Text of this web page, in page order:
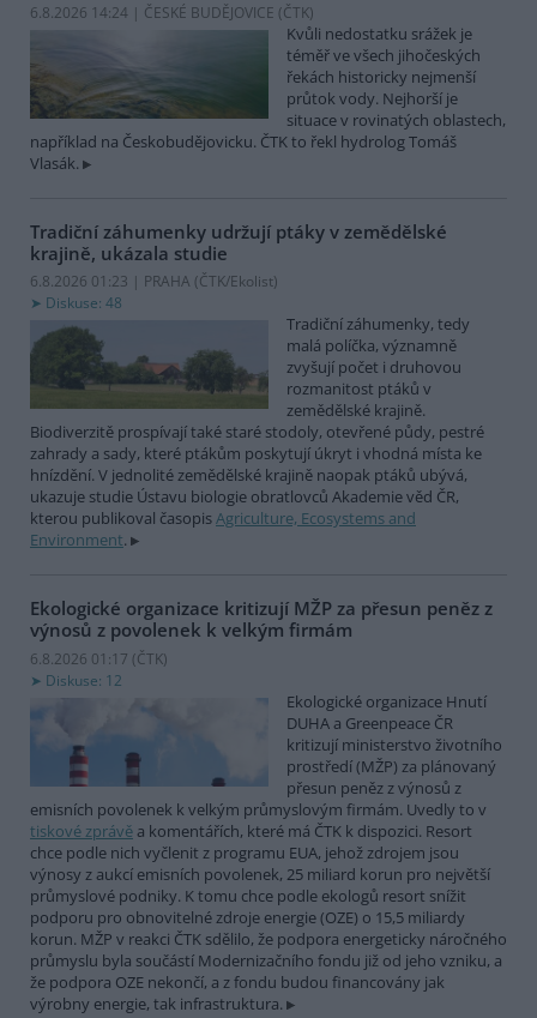
6.8.2026 14:24 | ČESKÉ BUDĚJOVICE (ČTK)
Kvůli nedostatku srážek je
téměř ve všech jihočeských
řekách historicky nejmenší
průtok vody. Nejhorší je
situace v rovinatých oblastech,
například na Českobudějovicku. ČTK to řekl hydrolog Tomáš
Vlasák.
Tradiční záhumenky udržují ptáky v zemědělské
krajině, ukázala studie
6.8.2026 01:23 | PRAHA (ČTK/Ekolist)
Diskuse: 48
Tradiční záhumenky, tedy
malá políčka, významně
zvyšují počet i druhovou
rozmanitost ptáků v
zemědělské krajině.
Biodiverzitě prospívají také staré stodoly, otevřené půdy, pestré
zahrady a sady, které ptákům poskytují úkryt i vhodná místa ke
hnízdění. V jednolité zemědělské krajině naopak ptáků ubývá,
ukazuje studie Ústavu biologie obratlovců Akademie věd ČR,
kterou publikoval časopisAgriculture, Ecosystems and
Environment.
Ekologické organizace kritizují MŽP za přesun peněz z
výnosů z povolenek k velkým firmám
6.8.2026 01:17 (ČTK)
Diskuse: 12
Ekologické organizace Hnutí
DUHA a Greenpeace ČR
kritizují ministerstvo životního
prostředí (MŽP) za plánovaný
přesun peněz z výnosů z
emisních povolenek k velkým průmyslovým firmám. Uvedly to v
tiskové zprávě a komentářích, které má ČTK k dispozici. Resort
chce podle nich vyčlenit z programu EUA, jehož zdrojem jsou
výnosy z aukcí emisních povolenek, 25 miliard korun pro největší
průmyslové podniky. K tomu chce podle ekologů resort snížit
podporu pro obnovitelné zdroje energie (OZE) o 15,5 miliardy
korun. MŽP v reakci ČTK sdělilo, že podpora energeticky náročného
průmyslu byla součástí Modernizačního fondu již od jeho vzniku, a
že podpora OZE nekončí, a z fondu budou financovány jak
výrobny energie, tak infrastruktura.